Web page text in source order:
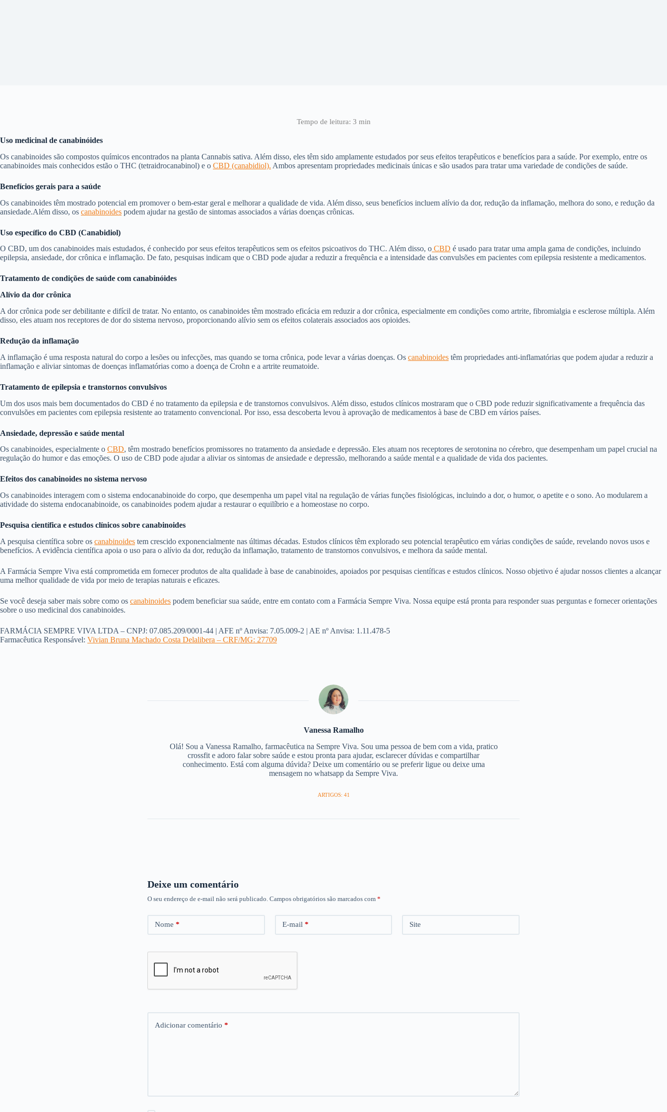
Uso medicinal de canabinóides
Os canabinoides são compostos químicos encontrados na planta Cannabis sativa. Além disso, eles têm sido amplamente estudados por seus efeitos terapêuticos e benefícios para a saúde. Por exemplo, entre os
canabinoides mais conhecidos estão o THC (tetraidrocanabinol) e o CBD (canabidiol). Ambos apresentam propriedades medicinais únicas e são usados para tratar uma variedade de condições de saúde.
Benefícios gerais para a saúde
Os canabinoides têm mostrado potencial em promover o bem-estar geral e melhorar a qualidade de vida. Além disso, seus benefícios incluem alívio da dor, redução da inflamação, melhora do sono, e redução da
ansiedade.Além disso, os canabinoides podem ajudar na gestão de sintomas associados a várias doenças crônicas.
Uso específico do CBD (Canabidiol)
O CBD, um dos canabinoides mais estudados, é conhecido por seus efeitos terapêuticos sem os efeitos psicoativos do THC. Além disso, o CBD é usado para tratar uma ampla gama de condições, incluindo
epilepsia, ansiedade, dor crônica e inflamação. De fato, pesquisas indicam que o CBD pode ajudar a reduzir a frequência e a intensidade das convulsões em pacientes com epilepsia resistente a medicamentos.
Tratamento de condições de saúde com canabinóides
Alívio da dor crônica
A dor crônica pode ser debilitante e difícil de tratar. No entanto, os canabinoides têm mostrado eficácia em reduzir a dor crônica, especialmente em condições como artrite, fibromialgia e esclerose múltipla. Além
disso, eles atuam nos receptores de dor do sistema nervoso, proporcionando alívio sem os efeitos colaterais associados aos opioides.
Redução da inflamação
A inflamação é uma resposta natural do corpo a lesões ou infecções, mas quando se torna crônica, pode levar a várias doenças. Os canabinoides têm propriedades anti-inflamatórias que podem ajudar a reduzir a
inflamação e aliviar sintomas de doenças inflamatórias como a doença de Crohn e a artrite reumatoide.
Tratamento de epilepsia e transtornos convulsivos
Um dos usos mais bem documentados do CBD é no tratamento da epilepsia e de transtornos convulsivos. Além disso, estudos clínicos mostraram que o CBD pode reduzir significativamente a frequência das
convulsões em pacientes com epilepsia resistente ao tratamento convencional. Por isso, essa descoberta levou à aprovação de medicamentos à base de CBD em vários países.
Ansiedade, depressão e saúde mental
Os canabinoides, especialmente o CBD, têm mostrado benefícios promissores no tratamento da ansiedade e depressão. Eles atuam nos receptores de serotonina no cérebro, que desempenham um papel crucial na
regulação do humor e das emoções. O uso de CBD pode ajudar a aliviar os sintomas de ansiedade e depressão, melhorando a saúde mental e a qualidade de vida dos pacientes.
Efeitos dos canabinoides no sistema nervoso
Os canabinoides interagem com o sistema endocanabinoide do corpo, que desempenha um papel vital na regulação de várias funções fisiológicas, incluindo a dor, o humor, o apetite e o sono. Ao modularem a
atividade do sistema endocanabinoide, os canabinoides podem ajudar a restaurar o equilíbrio e a homeostase no corpo.
Pesquisa científica e estudos clínicos sobre canabinoides
A pesquisa científica sobre os canabinoides tem crescido exponencialmente nas últimas décadas. Estudos clínicos têm explorado seu potencial terapêutico em várias condições de saúde, revelando novos usos e
benefícios. A evidência científica apoia o uso para o alívio da dor, redução da inflamação, tratamento de transtornos convulsivos, e melhora da saúde mental.
A Farmácia Sempre Viva está comprometida em fornecer produtos de alta qualidade à base de canabinoides, apoiados por pesquisas científicas e estudos clínicos. Nosso objetivo é ajudar nossos clientes a alcançar
uma melhor qualidade de vida por meio de terapias naturais e eficazes.
Se você deseja saber mais sobre como os canabinoides podem beneficiar sua saúde, entre em contato com a Farmácia Sempre Viva. Nossa equipe está pronta para responder suas perguntas e fornecer orientações
sobre o uso medicinal dos canabinoides.
FARMÁCIA SEMPRE VIVA LTDA – CNPJ: 07.085.209/0001-44 | AFE nº Anvisa: 7.05.009-2 | AE nº Anvisa: 1.11.478-5
Farmacêutica Responsável: Vivian Bruna Machado Costa Delalibera – CRF/MG: 27709
Vanessa Ramalho
Olá! Sou a Vanessa Ramalho, farmacêutica na Sempre Viva. Sou uma pessoa de bem com a vida, pratico
crossfit e adoro falar sobre saúde e estou pronta para ajudar, esclarecer dúvidas e compartilhar
conhecimento. Está com alguma dúvida? Deixe um comentário ou se preferir ligue ou deixe uma
mensagem no whatsapp da Sempre Viva.
ARTIGOS: 41
Deixe um comentário
O seu endereço de e-mail não será publicado. Campos obrigatórios são marcados com *
Nome * E-mail* Site
Adicionar comentário *